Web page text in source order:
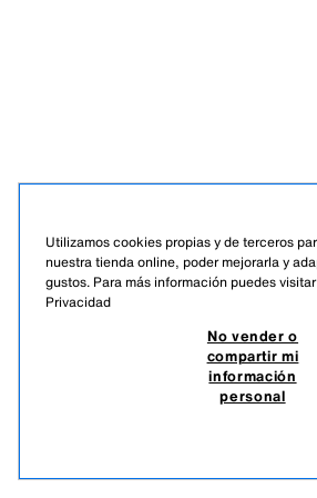
Utilizamos cookies propias y de terceros
nuestra tienda online, poder mejorarla y
gustos. Para más información puedes
Privacidad
No vender o
compartir mi
información
personal